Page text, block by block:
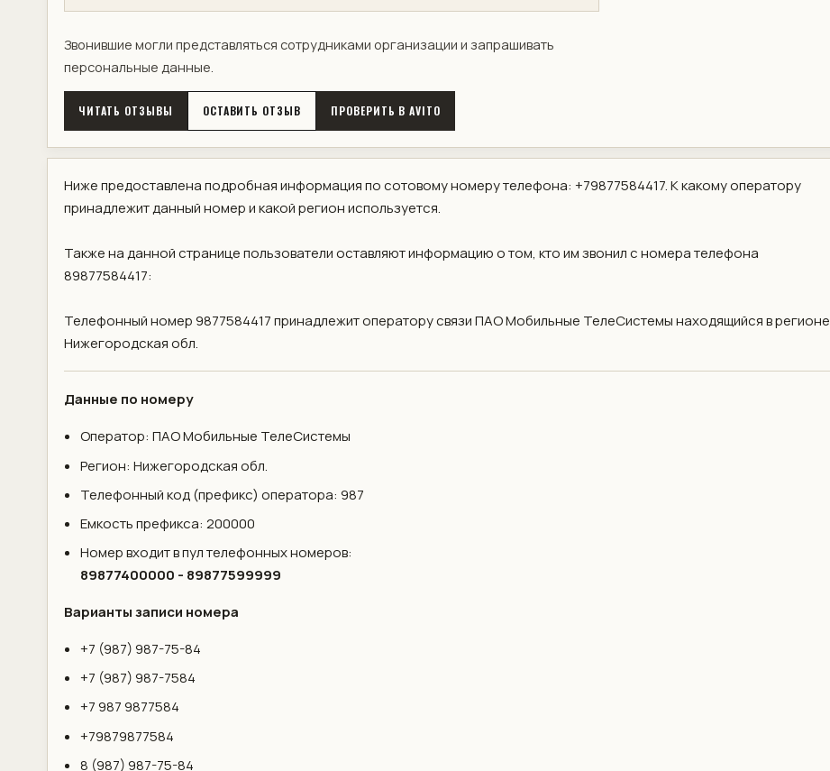
Звонившие могли представляться сотрудниками организации и запрашивать
персональные данные.
ЧИТАТЬ ОТЗЫВЫ ОСТАВИТЬ ОТЗЫВ ПРОВЕРИТЬ В AVITO
Ниже предоставлена подробная информация по сотовому номеру телефона: +79877584417. К какому оператору
принадлежит данный номер и какой регион используется.
Также на данной странице пользователи оставляют информацию о том, кто им звонил с номера телефона
89877584417:
Телефонный номер 9877584417 принадлежит оператору связи ПАО Мобильные ТелеСистемы находящийся в регионе
Нижегородская обл.
Данные по номеру
Оператор: ПАО Мобильные ТелеСистемы
Регион: Нижегородская обл.
Телефонный код (префикс) оператора: 987
Емкость префикса: 200000
Номер входит в пул телефонных номеров:
89877400000 - 89877599999
Варианты записи номера
+7 (987) 987-75-84
+7 (987) 987-7584
+7 987 9877584
+79879877584
8 (987) 987-75-84